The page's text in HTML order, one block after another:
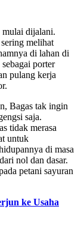
mulai dijalani.
melihat
di lahan di
porter
pulang kerja
Bagas tak ingin
saja.
tidak merasa
untuk
di masa
nol dan dasar.
petani sayuran
ke Usaha